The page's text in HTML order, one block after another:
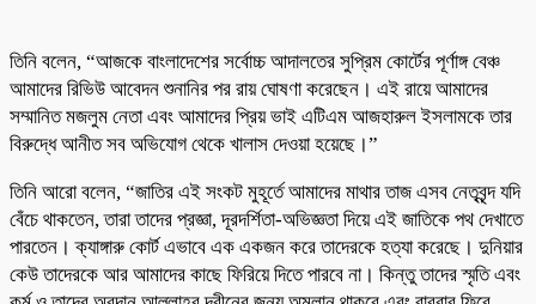
তিনি বলেন, “আজকে বাংলাদেশের সর্বোচ্চ আদালতের সুপ্রিম কোর্টের পূর্ণাঙ্গ বেঞ্চ
আমাদের রিভিউ আবেদন শুনানির পর রায় ঘোষণা করেছেন। এই রায়ে আমাদের
সম্মানিত মজলুম নেতা এবং আমাদের প্রিয় ভাই এটিএম আজহারুল ইসলামকে তার
বিরুদ্ধে আনীত সব অভিযোগ থেকে খালাস দেওয়া হয়েছে।”
তিনি আরো বলেন, “জাতির এই সংকট মুহূর্তে আমাদের মাথার তাজ এসব নেতৃবৃন্দ যদি
বেঁচে থাকতেন, তারা তাদের প্রজ্ঞা, দূরদর্শিতা-অভিজ্ঞতা দিয়ে এই জাতিকে পথ দেখাতে
পারতেন। ক্যাঙ্গারু কোর্ট এভাবে এক একজন করে তাদেরকে হত্যা করেছে। দুনিয়ার
কেউ তাদেরকে আর আমাদের কাছে ফিরিয়ে দিতে পারবে না। কিন্তু তাদের স্মৃতি এবং